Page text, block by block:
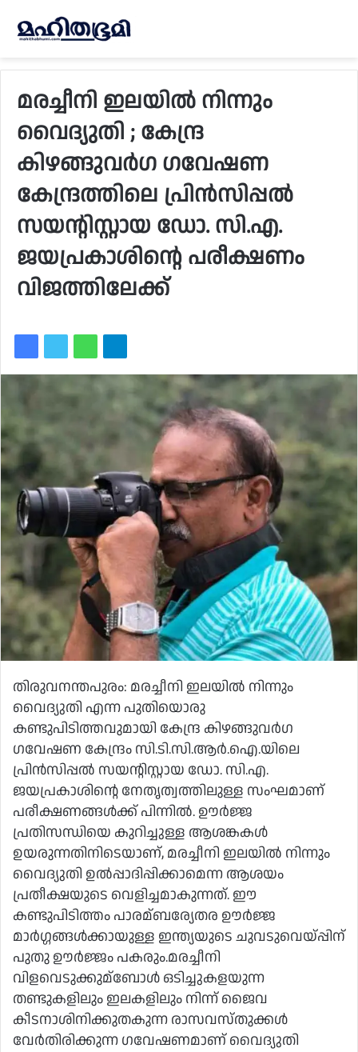
മരച്ചീനി ഇലയില്‍ നിന്നും
വൈദ്യുതി ; കേന്ദ്ര
കിഴങ്ങുവര്‍ഗ ഗവേഷണ
കേന്ദ്രത്തിലെ പ്രിന്‍സിപ്പല്‍
സയന്റിസ്റ്റായ ഡോ. സി.എ.
ജയപ്രകാശിന്റെ പരീക്ഷണം
വിജത്തിലേക്ക്
തിരുവനന്തപുരം: മരച്ചീനി ഇലയില്‍ നിന്നും
വൈദ്യുതി എന്ന പുതിയൊരു
കണ്ടുപിടിത്തവുമായി കേന്ദ്ര കിഴങ്ങുവര്‍ഗ
ഗവേഷണ കേന്ദ്രം സി.ടി.സി.ആര്‍.ഐ.യിലെ
പ്രിന്‍സിപ്പല്‍ സയന്റിസ്റ്റായ ഡോ. സി.എ.
ജയപ്രകാശിന്റെ നേതൃത്വത്തിലുള്ള സംഘമാണ്
പരീക്ഷണങ്ങള്‍ക്ക് പിന്നില്‍. ഊര്‍ജ്ജ
പ്രതിസന്ധിയെ കുറിച്ചുള്ള ആശങ്കകള്‍
ഉയരുന്നതിനിടെയാണ്, മരച്ചീനി ഇലയില്‍ നിന്നും
വൈദ്യുതി ഉല്‍പ്പാദിപ്പിക്കാമെന്ന ആശയം
പ്രതീക്ഷയുടെ വെളിച്ചമാകുന്നത്. ഈ
കണ്ടുപിടിത്തം പാരമ്ബര്യേതര ഊര്‍ജ്ജ
മാര്‍ഗ്ഗങ്ങള്‍ക്കായുള്ള ഇന്ത്യയുടെ ചുവടുവെയ്പ്പിന്
പുതു ഊര്‍ജ്ജം പകരും.മരച്ചീനി
വിളവെടുക്കുമ്ബോള്‍ ഒടിച്ചുകളയുന്ന
തണ്ടുകളിലും ഇലകളിലും നിന്ന് ജൈവ
കീടനാശിനിക്കുതകുന്ന രാസവസ്തുക്കള്‍
വേര്‍തിരിക്കുന്ന ഗവേഷണമാണ് വൈദ്യുതി